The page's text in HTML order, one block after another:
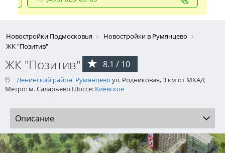
Новостройки Подмосковья
Новостройки в Румянцево
ЖК "Позитив"
ЖК "Позитив" 8.1 / 10
Ленинский район Румянцево ул. Родниковая, 3 км от МКАД
Метро: м. Саларьево Шоссе: Киевское
Описание